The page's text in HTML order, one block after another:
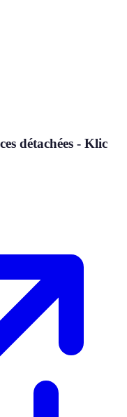
détachées - Klic